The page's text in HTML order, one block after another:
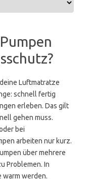
Luftmatratze
schnell fertig
erleben. Das gilt
gehen muss.
bei
arbeiten nur kurz.
über mehrere
Problemen. In
warm werden.